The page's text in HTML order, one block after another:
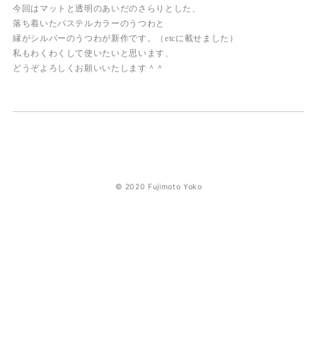
今回はマットと透明のあいだのさらりとした、
落ち着いたパステルカラーのうつわと
縁がシルバーのうつわが新作です。（etcに載せました）
私もわくわくして使いたいと思います、
どうぞよろしくお願いいたします＾＾
© 2020 Fujimoto Yoko